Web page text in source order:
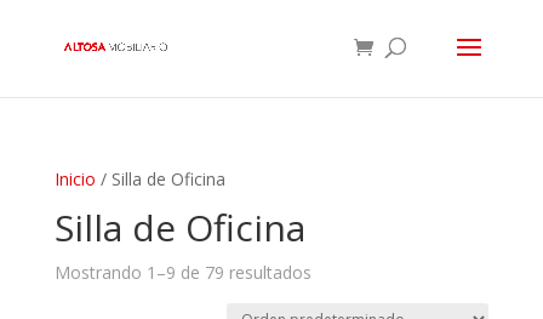
Inicio / Silla de Oficina
Silla de Oficina
Mostrando 1–9 de 79 resultados